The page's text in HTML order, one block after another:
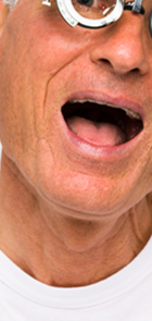
ופשוטה
שעון
מוצבת